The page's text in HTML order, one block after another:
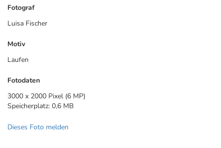
Fotograf
Luisa Fischer
Motiv
Laufen
Fotodaten
3000 x 2000 Pixel (6 MP)
Speicherplatz: 0,6 MB
Dieses Foto melden